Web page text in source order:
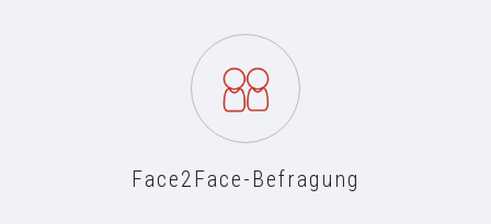
Face2Face-Befragung